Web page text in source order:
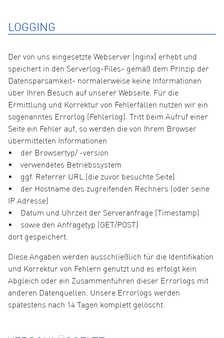
LOGGING
Der von uns eingesetzte Webserver (nginx) erhebt und
speichert in den Serverlog-Files- gemäß dem Prinzip der
Datensparsamkeit- normalerweise keine Informationen
über Ihren Besuch auf unserer Webseite. Für die
Ermittlung und Korrektur von Fehlerfällen nutzen wir ein
sogenanntes Errorlog (Fehlerlog). Tritt beim Aufruf einer
Seite ein Fehler auf, so werden die von Ihrem Browser
übermittelten Informationen
• der Browsertyp/ -version
• verwendetes Betriebssystem
• ggf. Referrer URL (die zuvor besuchte Seite)
• der Hostname des zugreifenden Rechners (oder seine
IP Adresse)
• Datum und Uhrzeit der Serveranfrage (Timestamp)
• sowie den Anfragetyp (GET/POST)
dort gespeichert.
Diese Angaben werden ausschließlich für die Identifikation
und Korrektur von Fehlern genutzt und es erfolgt kein
Abgleich oder ein Zusammenführen dieser Errorlogs mit
anderen Datenquellen. Unsere Errorlogs werden
spätestens nach 14 Tagen komplett gelöscht.